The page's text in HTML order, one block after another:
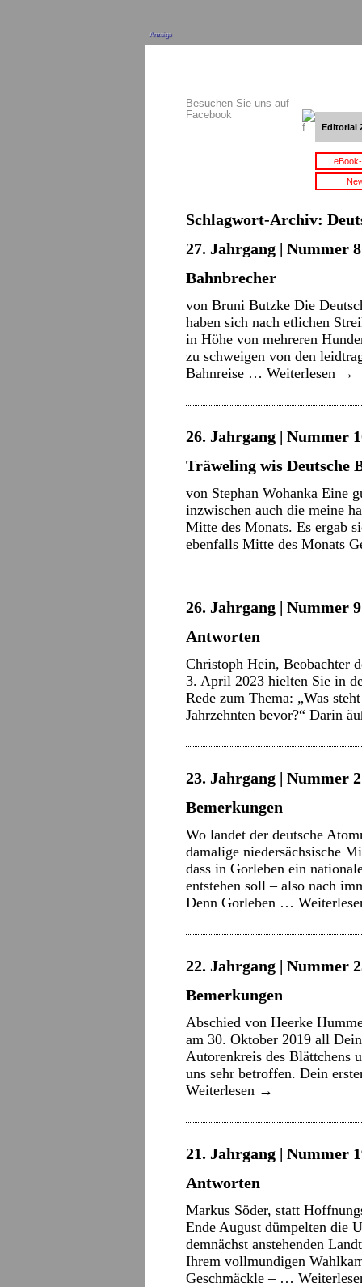
Anzeige
Besuchen Sie uns auf
Facebook
Editorial
Schlagwort-Archiv:
27. Jahrgang | Nummer
Bahnbrecher
von Bruni Butzke Die
haben sich nach etlichen
in Höhe von mehreren
zu schweigen von den
Bahnreise … Weiterlesen →
26. Jahrgang | Nummer
Träweling wis Deutsche
von Stephan Wohanka Eine
inzwischen auch die meine
Mitte des Monats. Es ergab
ebenfalls Mitte des Monats
26. Jahrgang | Nummer
Antworten
Christoph Hein, Beobachter
3. April 2023 hielten Sie in
Rede zum Thema: „Was
Jahrzehnten bevor?“ Darin
23. Jahrgang | Nummer
Bemerkungen
Wo landet der deutsche
damalige niedersächsische
dass in Gorleben ein
entstehen soll – also nach
Denn Gorleben …
22. Jahrgang | Nummer
Bemerkungen
Abschied von Heerke
am 30. Oktober 2019 all
Autorenkreis des Blättchens
uns sehr betroffen. Dein
Weiterlesen →
21. Jahrgang | Nummer
Antworten
Markus Söder, statt
Ende August dümpelten die
demnächst anstehenden
Ihrem vollmundigen
Geschmäckle – …